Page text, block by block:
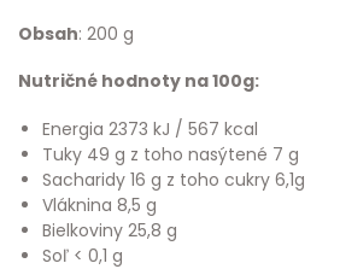
Obsah: 200 g
Nutričné hodnoty na 100g:
Energia 2373 kJ / 567 kcal
Tuky 49 g z toho nasýtené 7 g
Sacharidy 16 g z toho cukry 6,1g
Vláknina 8,5 g
Bielkoviny 25,8 g
Soľ < 0,1 g